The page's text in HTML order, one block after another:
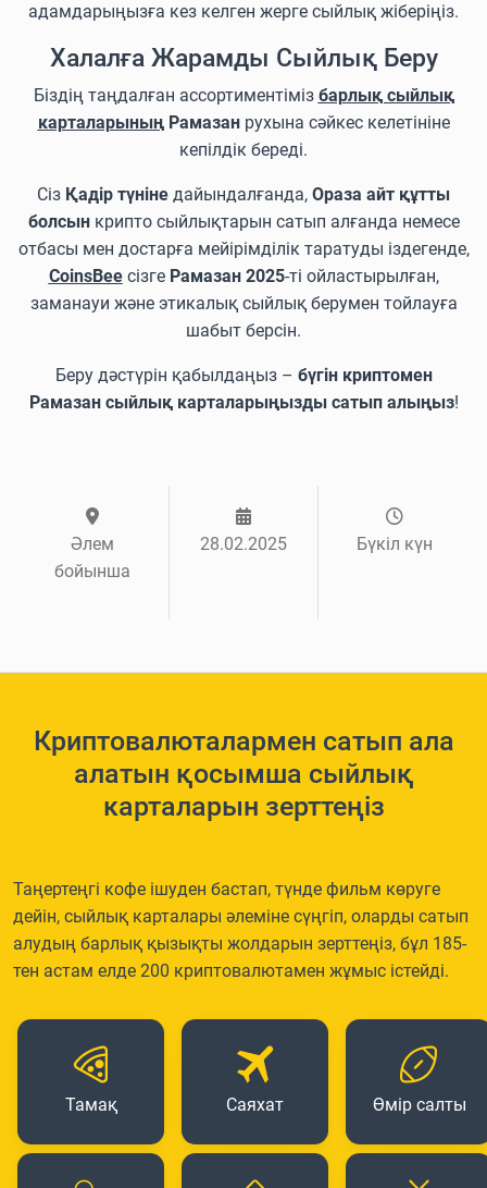
адамдарыңызға кез келген жерге сыйлық жіберіңіз.
Халалға Жарамды Сыйлық Беру
Біздің таңдалған ассортиментіміз барлық сыйлық
карталарының Рамазанрухына сәйкес келетініне
кепілдік береді.
Сіз Қадір түніне дайындалғанда, Ораза айт құтты
болсынкрипто сыйлықтарын сатып алғанда немесе
отбасы мен достарға мейірімділік таратуды іздегенде,
CoinsBeeсізге Рамазан 2025-ті ойластырылған,
заманауи және этикалық сыйлық берумен тойлауға
шабыт берсін.
Беру дәстүрін қабылдаңыз – бүгін криптомен
Рамазан сыйлық карталарыңызды сатып алыңыз!
Әлем
бойынша
28.02.2025 Бүкіл күн
Криптовалюталармен сатып ала
алатын қосымша сыйлық
карталарын зерттеңіз
Таңертеңгі кофе ішуден бастап, түнде фильм көруге
дейін, сыйлық карталары әлеміне сүңгіп, оларды сатып
алудың барлық қызықты жолдарын зерттеңіз, бұл 185-
тен астам елде 200 криптовалютамен жұмыс істейді.
Тамақ Саяхат Өмір салты